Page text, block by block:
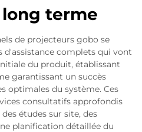
terme
de projecteurs gobo se
d'assistance complets qui vont
du produit, établissant
garantissant un succès
optimales du système. Ces
consultatifs approfondis
études sur site, des
planification détaillée du